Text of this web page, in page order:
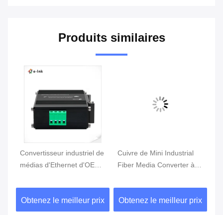
Produits similaires
Convertisseur industriel de
médias d'Ethernet d'OEO
Obtenez le meilleur prix
Cuivre de Mini Industrial
Fiber Media Converter à
Obtenez le meilleur prix